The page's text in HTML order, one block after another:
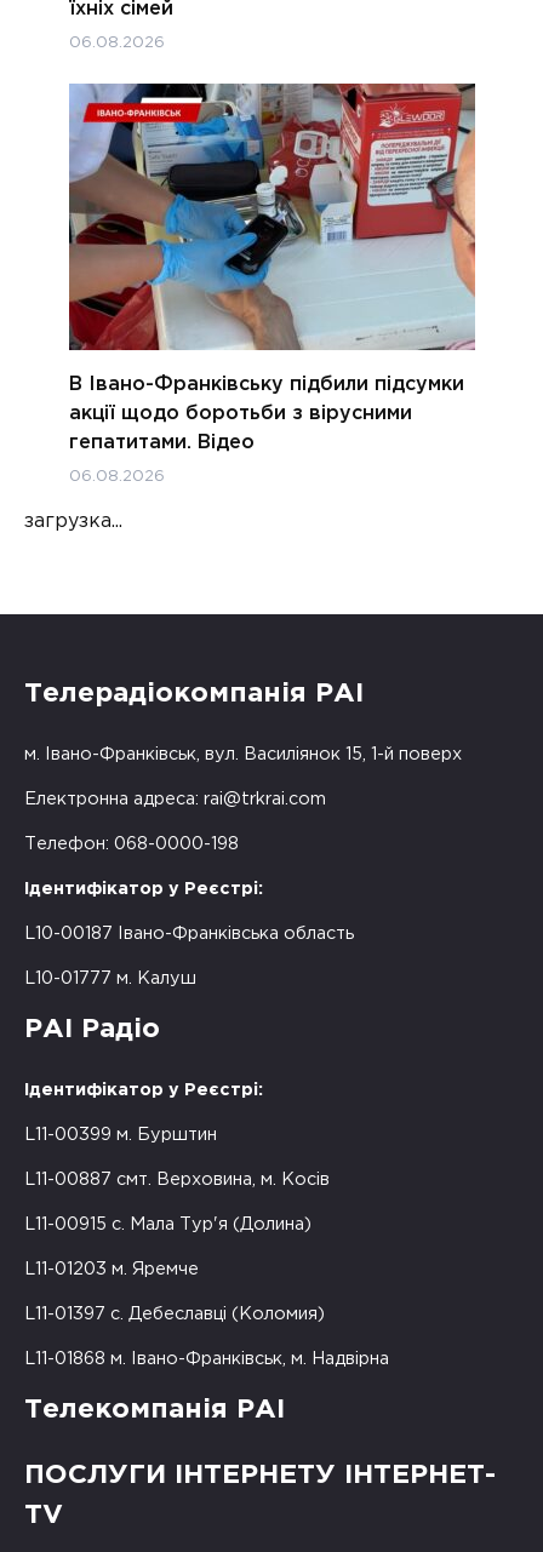
їхніх сімей
06.08.2026
В Івано-Франківську підбили підсумки
акції щодо боротьби з вірусними
гепатитами. Відео
06.08.2026
загрузка...
Телерадіокомпанія РАІ
м. Івано-Франківськ, вул. Василіянок 15, 1-й поверх
Електронна адреса: rai@trkrai.com
Телефон: 068-0000-198
Ідентифікатор у Реєстрі:
L10-00187 Івано-Франківська область
L10-01777 м. Калуш
РАІ Радіо
Ідентифікатор у Реєстрі:
L11-00399 м. Бурштин
L11-00887 смт. Верховина, м. Косів
L11-00915 с. Мала Тур'я (Долина)
L11-01203 м. Яремче
L11-01397 с. Дебеславці (Коломия)
L11-01868 м. Івано-Франківськ, м. Надвірна
Телекомпанія РАІ
ПОСЛУГИ ІНТЕРНЕТУ ІНТЕРНЕТ-
TV